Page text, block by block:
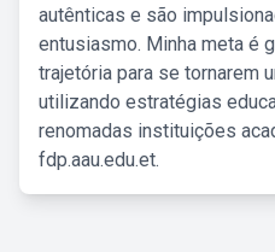
autênticas e são
entusiasmo. Minha meta é
trajetória para se tornarem
utilizando estratégias
renomadas instituições
fdp.aau.edu.et.